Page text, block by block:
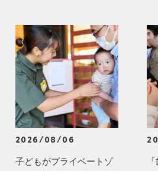
2026/08/06
子どもがプライベートゾ